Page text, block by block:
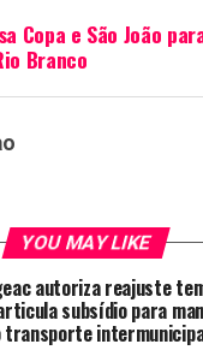
Copa e São João
Branco
YOU MAY LIKE
autoriza reajuste
subsídio para
transporte